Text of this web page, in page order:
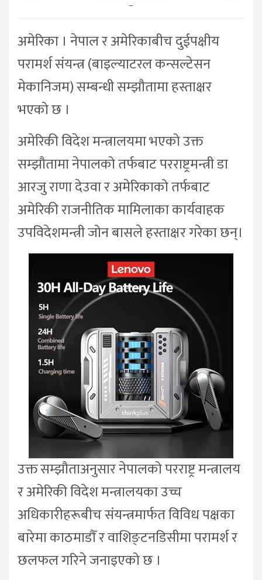
–
अमेरिका । नेपाल र अमेरिकाबीच दुईपक्षीय
परामर्श संयन्त्र (बाइल्याटरल कन्सल्टेसन
मेकानिजम) सम्बन्धी सम्झौतामा हस्ताक्षर
भएको छ ।
अमेरिकी विदेश मन्त्रालयमा भएको उक्त
सम्झौतामा नेपालको तर्फबाट परराष्ट्रमन्त्री डा
आरजु राणा देउवा र अमेरिकाको तर्फबाट
अमेरिकी राजनीतिक मामिलाका कार्यवाहक
उपविदेशमन्त्री जोन बासले हस्ताक्षर गरेका छन्।
उक्त सम्झौताअनुसार नेपालको परराष्ट्र मन्त्रालय
र अमेरिकी विदेश मन्त्रालयका उच्च
अधिकारीहरूबीच संयन्त्रमार्फत विविध पक्षका
बारेमा काठमाडौँ र वाशिङ्टनडिसीमा परामर्श र
छलफल गरिने जनाइएको छ ।